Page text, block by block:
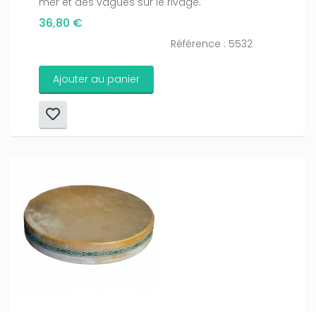
36,80 €
Référence : 5532
Ajouter au panier
Only play atJoo casinoif you really want to win a huge
amount on your credits!